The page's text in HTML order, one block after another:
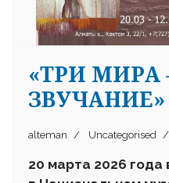
«ТРИ МИРА
ЗВУЧАНИЕ»
alteman Uncategorised
20 марта 2026 года